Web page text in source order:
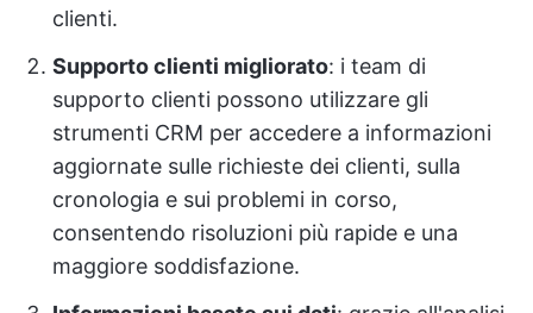
clienti.
Supporto clienti migliorato: i team di
supporto clienti possono utilizzare gli
strumenti CRM per accedere a informazioni
aggiornate sulle richieste dei clienti, sulla
cronologia e sui problemi in corso,
consentendo risoluzioni più rapide e una
maggiore soddisfazione.